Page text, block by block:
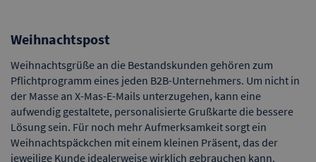
Weihnachtspost
Weihnachtsgrüße an die Bestandskunden gehören zum
Pflichtprogramm eines jeden B2B-Unternehmers. Um nicht in
der Masse an X-Mas-E-Mails unterzugehen, kann eine
aufwendig gestaltete, personalisierte Grußkarte die bessere
Lösung sein. Für noch mehr Aufmerksamkeit sorgt ein
Weihnachtspäckchen mit einem kleinen Präsent, das der
jeweilige Kunde idealerweise wirklich gebrauchen kann.